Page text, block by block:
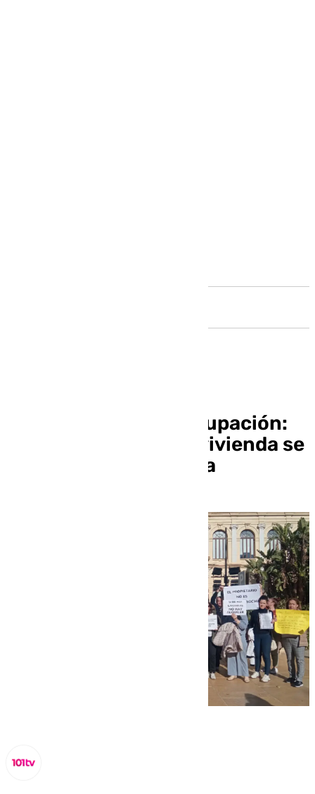
La lacra de la inquiokupación:
cuando alquilar una vivienda se
convierte en pesadilla